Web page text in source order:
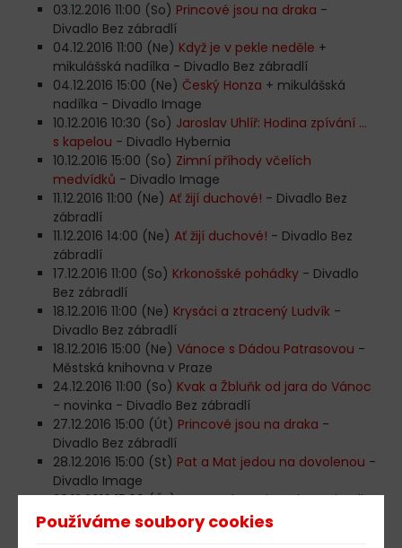
03.12.2016 11:00 (So) Princové jsou na draka -
Divadlo Bez zábradlí
04.12.2016 11:00 (Ne) Když je v pekle neděle +
mikulášská nadílka - Divadlo Bez zábradlí
04.12.2016 15:00 (Ne) Český Honza + mikulášská
nadílka - Divadlo Image
10.12.2016 10:30 (So) Jaroslav Uhlíř: Hodina zpívání ...
s kapelou - Divadlo Hybernia
10.12.2016 15:00 (So) Zimní příhody včelích
medvídků - Divadlo Image
11.12.2016 11:00 (Ne) Ať žijí duchové! - Divadlo Bez
zábradlí
11.12.2016 14:00 (Ne) Ať žijí duchové! - Divadlo Bez
zábradlí
17.12.2016 11:00 (So) Krkonošské pohádky - Divadlo
Bez zábradlí
18.12.2016 11:00 (Ne) Krysáci a ztracený Ludvík -
Divadlo Bez zábradlí
18.12.2016 15:00 (Ne) Vánoce s Dádou Patrasovou -
Městská knihovna v Praze
24.12.2016 11:00 (So) Kvak a Žbluňk od jara do Vánoc
- novinka - Divadlo Bez zábradlí
27.12.2016 15:00 (Út) Princové jsou na draka -
Divadlo Bez zábradlí
28.12.2016 15:00 (St) Pat a Mat jedou na dovolenou -
Divadlo Image
29.12.2016 15:00 (Čt)Kocourek Modroočko- Divadlo
Image
Ať žijí duchové!
Používáme soubory cookies